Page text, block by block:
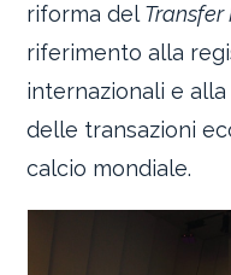
riforma del
riferimento alla
internazionali e
delle transazioni
calcio mondiale.